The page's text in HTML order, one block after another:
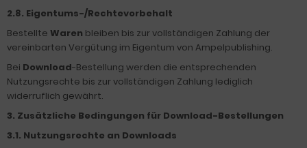
2.8. Eigentums-/Rechtevorbehalt
Bestellte Waren bleiben bis zur vollständigen Zahlung der
vereinbarten Vergütung im Eigentum von Ampelpublishing.
Bei Download-Bestellung werden die entsprechenden
Nutzungsrechte bis zur vollständigen Zahlung lediglich
widerruflich gewährt.
3. Zusätzliche Bedingungen für Download-Bestellungen
3.1. Nutzungsrechte an Downloads